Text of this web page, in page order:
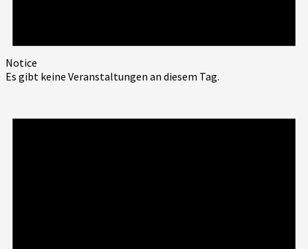
Notice
Es gibt keine Veranstaltungen an diesem Tag.